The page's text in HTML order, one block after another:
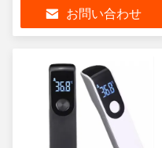
お問い合わせ